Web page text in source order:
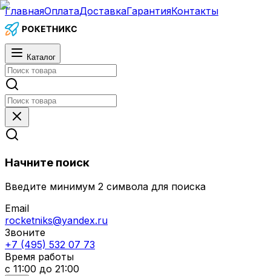
ГлавнаяОплатаДоставкаГарантияКонтакты
Каталог
Начните поиск
Введите минимум 2 символа для поиска
Email
rocketniks@yandex.ru
Звоните
+7 (495) 532 07 73
Время работы
с 11:00 до 21:00